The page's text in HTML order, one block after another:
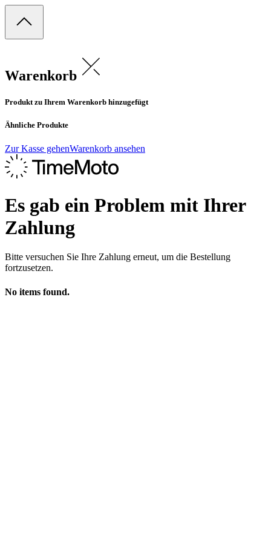
Warenkorb
Produkt zu Ihrem Warenkorb hinzugefügt
Ähnliche Produkte
Zur Kasse gehenWarenkorb ansehen
Es gab ein Problem mit Ihrer
Zahlung
Bitte versuchen Sie Ihre Zahlung erneut, um die Bestellung
fortzusetzen.
No items found.